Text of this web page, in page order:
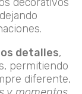
detalles,
permitiendo
diferente,